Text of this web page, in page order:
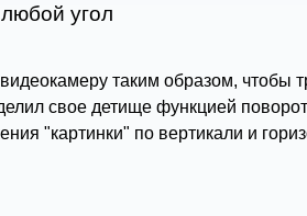
угол
таким образом,
свое детище функцией
"картинки" по вертикали и